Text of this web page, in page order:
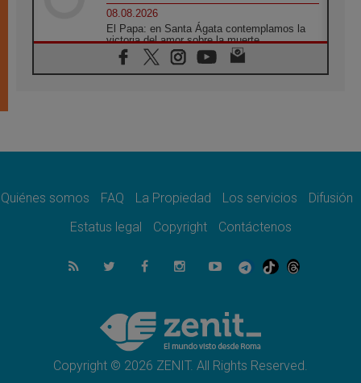
08.08.2026
El Papa: en Santa Ágata contemplamos la
victoria del amor sobre la muerte
08.08.2026
León XIV visitará el Santuario de la Madre
07.08.2026
07.08.2026
el compromiso del cristiano"
La matanza de niños en Gaza no cesa: 300
muertos en 300 días
Tagle: La guerra desfigura el mundo, solo la
revelación de Dios lo transfigura
Quiénes somos FAQ La Propiedad Los servicios
Difusión
Estatus legal
Copyright Contáctenos
Copyright © 2026 ZENIT. All Rights Reserved.